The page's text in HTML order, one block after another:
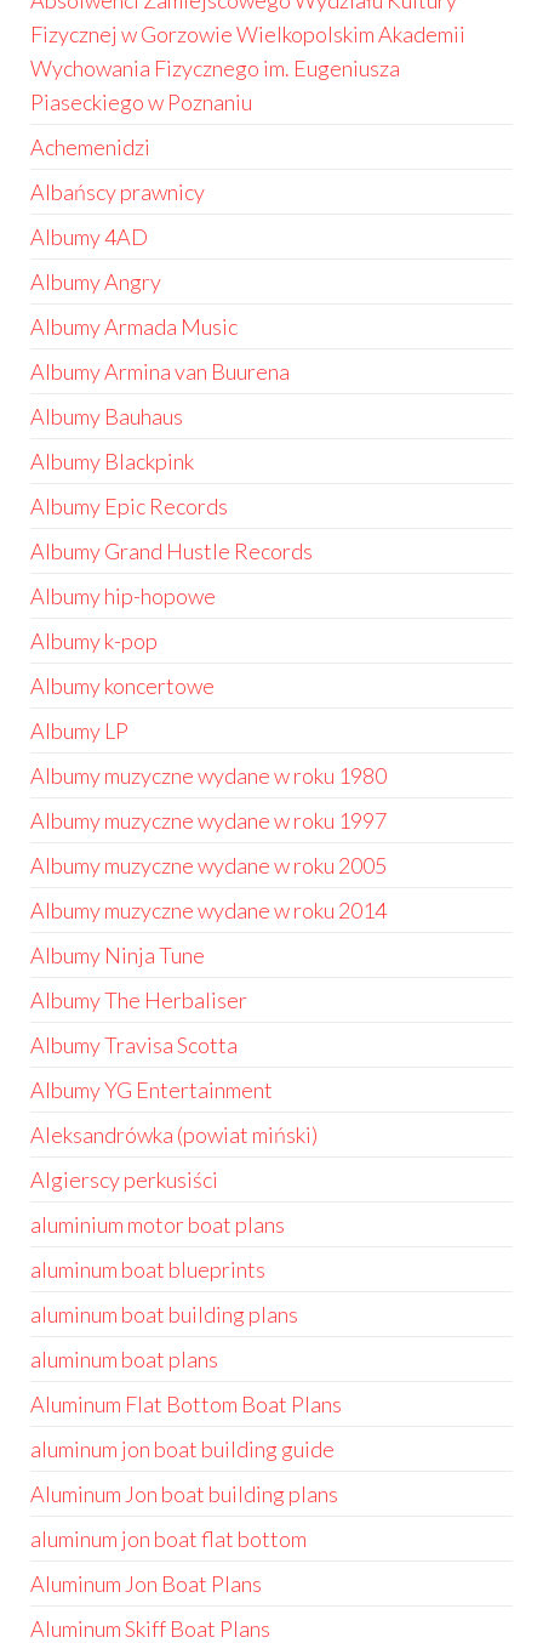
Fizycznej w Gorzowie Wielkopolskim Akademii
Wychowania Fizycznego im. Eugeniusza
Piaseckiego w Poznaniu
Achemenidzi
Albańscy prawnicy
Albumy 4AD
Albumy Angry
Albumy Armada Music
Albumy Armina van Buurena
Albumy Bauhaus
Albumy Blackpink
Albumy Epic Records
Albumy Grand Hustle Records
Albumy hip-hopowe
Albumy k-pop
Albumy koncertowe
Albumy LP
Albumy muzyczne wydane w roku 1980
Albumy muzyczne wydane w roku 1997
Albumy muzyczne wydane w roku 2005
Albumy muzyczne wydane w roku 2014
Albumy Ninja Tune
Albumy The Herbaliser
Albumy Travisa Scotta
Albumy YG Entertainment
Aleksandrówka (powiat miński)
Algierscy perkusiści
aluminium motor boat plans
aluminum boat blueprints
aluminum boat building plans
aluminum boat plans
Aluminum Flat Bottom Boat Plans
aluminum jon boat building guide
Aluminum Jon boat building plans
aluminum jon boat flat bottom
Aluminum Jon Boat Plans
Aluminum Skiff Boat Plans